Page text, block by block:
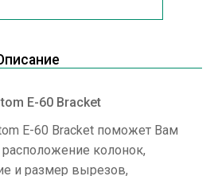
E-60 Bracket
E-60 Bracket поможет Вам
колонок,
и размер вырезов,